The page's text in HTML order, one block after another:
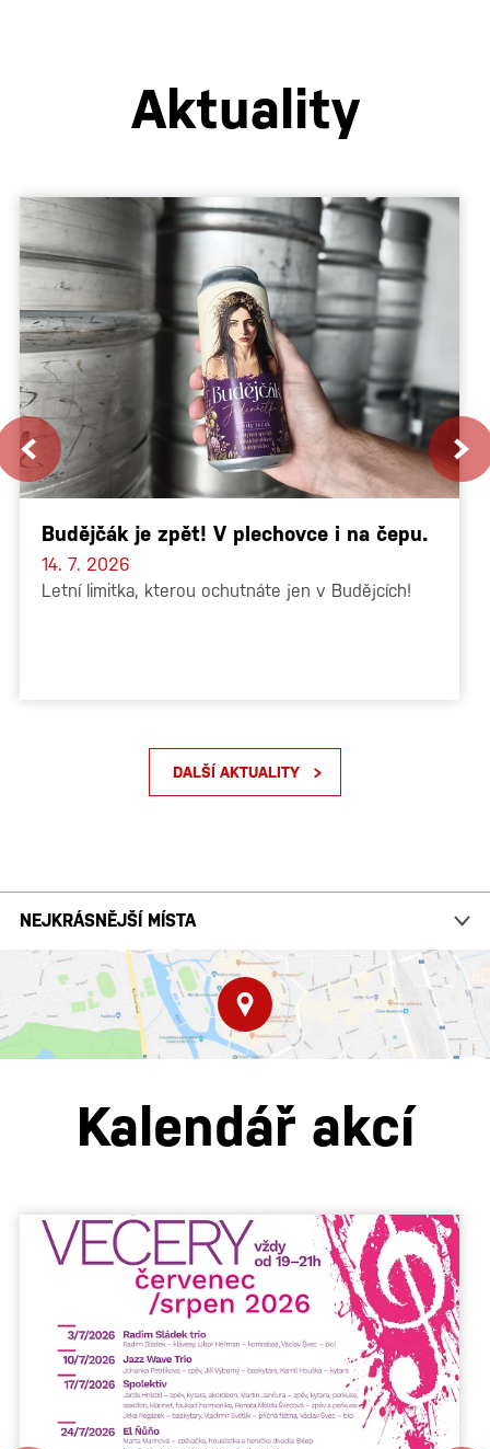
Aktuality
Budějčák je zpět! V plechovce i na čepu.
14. 7. 2026
Letní limitka, kterou ochutnáte jen v Budějcích!
DALŠÍ AKTUALITY
NEJKRÁSNĚJŠÍ MÍSTA
Kalendář akcí